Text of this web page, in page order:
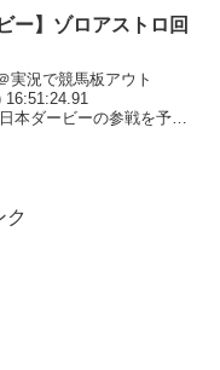
ー】ゾロアストロ回
実況で競馬板アウト
16:51:24.91
本ダービーの参戦を予定
ク